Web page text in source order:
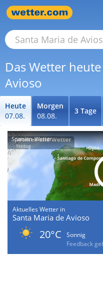
Das Wetter
Avioso
Heute
07.08.
Morgen
08.08.
3 Tage
Spanien-Wetter
Aktuelles Wetter in
Santa Maria de Avioso
20°C
Sonnig
Feedback